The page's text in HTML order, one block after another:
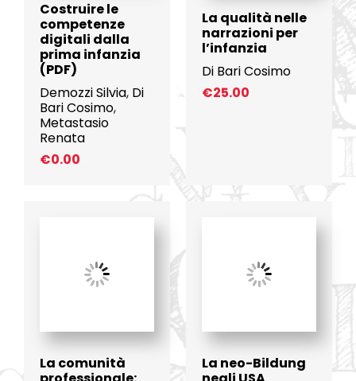
Costruire le
competenze
digitali dalla
prima infanzia
(PDF)
Demozzi Silvia, Di
Bari Cosimo,
Metastasio
Renata
€0.00
La qualità nelle
narrazioni per
l’infanzia
Di Bari Cosimo
€25.00
La comunità
La neo-Bildung